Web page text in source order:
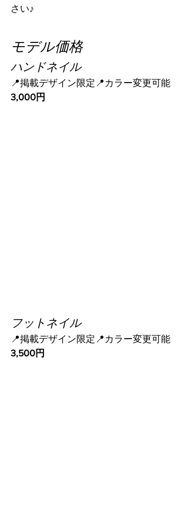
さい♪
モデル価格
ハンドネイル
📍掲載デザイン限定📍カラー変更可能
3,000円
フットネイル
📍掲載デザイン限定📍カラー変更可能
3,500円